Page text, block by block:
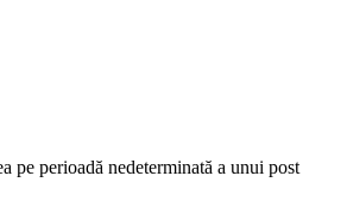
pe perioadă nedeterminată a unui post